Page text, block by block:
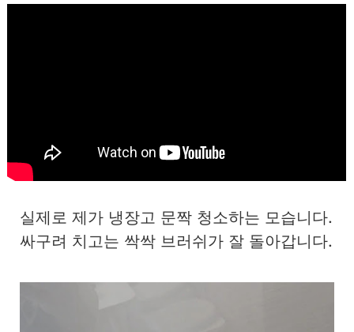
실제로 제가 냉장고 문짝 청소하는 모습니다.
싸구려 치고는 싹싹 브러쉬가 잘 돌아갑니다.